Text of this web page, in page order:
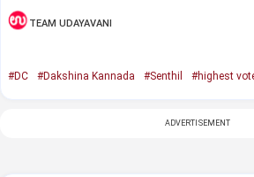
TEAM UDAYAVANI
#DC #Dakshina Kannada #Senthil #highest
ADVERTISEMENT